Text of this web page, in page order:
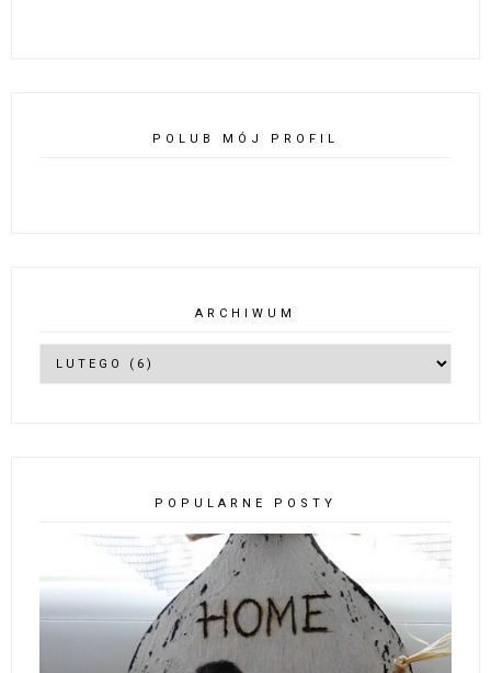
POLUB MÓJ PROFIL
ARCHIWUM
POPULARNE POSTY